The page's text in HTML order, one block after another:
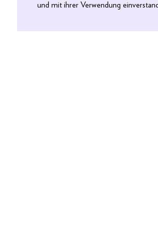
und mit ihrer Verwendung